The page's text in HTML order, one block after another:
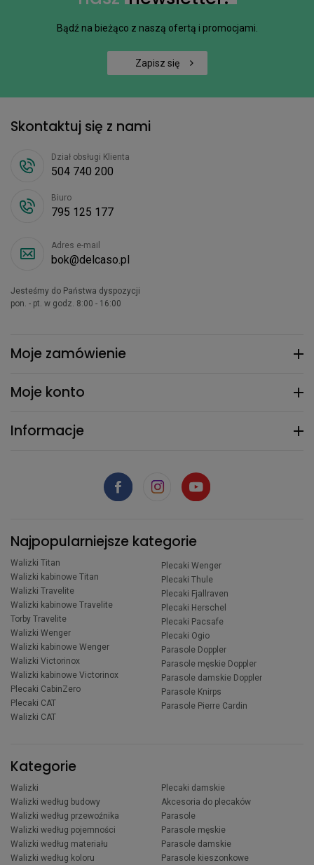
Bądź na bieżąco z naszą ofertą i promocjami.
Zapisz się
Moje zamówienie
Moje konto
Informacje
Skontaktuj się z nami
Dział obsługi Klienta
504 740 200
Biuro
795 125 177
Adres e-mail
bok@delcaso.pl
Jesteśmy do Państwa dyspozycji
pon. - pt. w godz. 8:00 - 16:00
Najpopularniejsze kategorie
Walizki Titan
Walizki kabinowe Titan
Walizki Travelite
Walizki kabinowe Travelite
Torby Travelite
Walizki Wenger
Walizki kabinowe Wenger
Walizki Victorinox
Walizki kabinowe Victorinox
Plecaki CabinZero
Plecaki CAT
Walizki CAT
Plecaki Wenger
Plecaki Thule
Plecaki Fjallraven
Plecaki Herschel
Plecaki Pacsafe
Plecaki Ogio
Parasole Doppler
Parasole męskie Doppler
Parasole damskie Doppler
Parasole Knirps
Parasole Pierre Cardin
Kategorie
Walizki
Walizki według budowy
Walizki według przewoźnika
Walizki według pojemności
Walizki według materiału
Walizki według koloru
Plecaki damskie
Akcesoria do plecaków
Parasole
Parasole męskie
Parasole damskie
Parasole kieszonkowe